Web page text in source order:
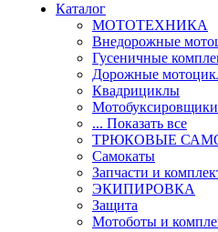
Каталог
МОТОТЕХНИКА
Внедорожные
Гусеничные
Дорожные
Квадрициклы
Мотобуксировщики
... Показать все
ТРЮКОВЫЕ
Самокаты
Запчасти и
ЭКИПИРОВКА
Защита
Мотоботы и